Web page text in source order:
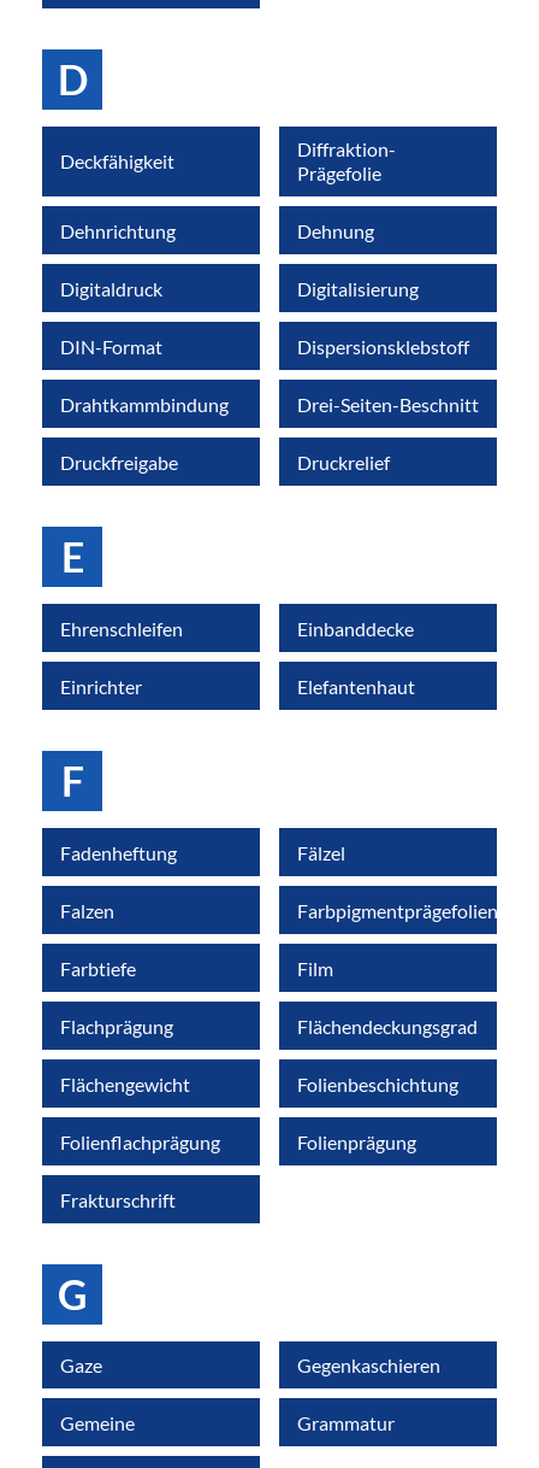
D
Deckfähigkeit
Diffraktion-
Prägefolie
Dehnrichtung Dehnung
Digitaldruck Digitalisierung
DIN-Format Dispersionsklebstoff
Drahtkammbindung Drei-Seiten-Beschnitt
Druckfreigabe Druckrelief
E
Ehrenschleifen Einbanddecke
Einrichter Elefantenhaut
F
Fadenheftung Fälzel
Falzen Farbpigmentprägefolien
Farbtiefe Film
Flachprägung Flächendeckungsgrad
Flächengewicht Folienbeschichtung
Folienflachprägung Folienprägung
Frakturschrift
G
Gaze Gegenkaschieren
Gemeine Grammatur